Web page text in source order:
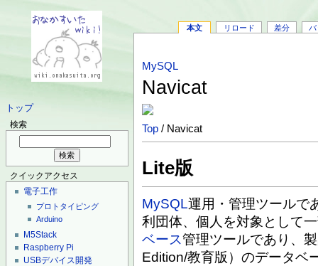
トップ
検索
クイックアクセス
電子工作
プロトタイピング
Arduino
M5Stack
Raspberry Pi
USBデバイス開発
本文 リロード 差分 バ
MySQL
Navicat
Top / Navicat
Lite版
MySQL運用・管理ツールで
利団体、個人を対象として
ベース管理ツールであり、
Edition/教育版）のデータベ